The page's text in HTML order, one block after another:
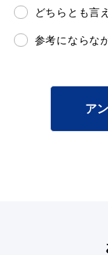
気象情報リ
どちらとも言
参考にならな
ア